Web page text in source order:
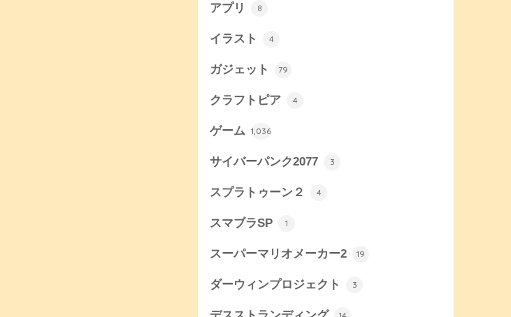
アプリ 8
イラスト 4
ガジェット 79
クラフトピア 4
ゲーム 1,036
サイバーパンク2077 3
スプラトゥーン２ 4
スマブラSP 1
スーパーマリオメーカー2 19
ダーウィンプロジェクト 3